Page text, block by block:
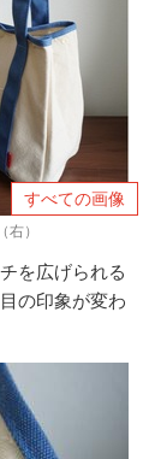
すべての画像
）
を広げられる
の印象が変わ